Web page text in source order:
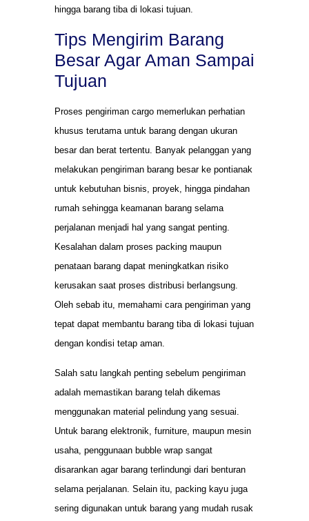
hingga barang tiba di lokasi tujuan.
Tips Mengirim Barang
Besar Agar Aman Sampai
Tujuan
Proses pengiriman cargo memerlukan perhatian
khusus terutama untuk barang dengan ukuran
besar dan berat tertentu. Banyak pelanggan yang
melakukan pengiriman barang besar ke pontianak
untuk kebutuhan bisnis, proyek, hingga pindahan
rumah sehingga keamanan barang selama
perjalanan menjadi hal yang sangat penting.
Kesalahan dalam proses packing maupun
penataan barang dapat meningkatkan risiko
kerusakan saat proses distribusi berlangsung.
Oleh sebab itu, memahami cara pengiriman yang
tepat dapat membantu barang tiba di lokasi tujuan
dengan kondisi tetap aman.
Salah satu langkah penting sebelum pengiriman
adalah memastikan barang telah dikemas
menggunakan material pelindung yang sesuai.
Untuk barang elektronik, furniture, maupun mesin
usaha, penggunaan bubble wrap sangat
disarankan agar barang terlindungi dari benturan
selama perjalanan. Selain itu, packing kayu juga
sering digunakan untuk barang yang mudah rusak